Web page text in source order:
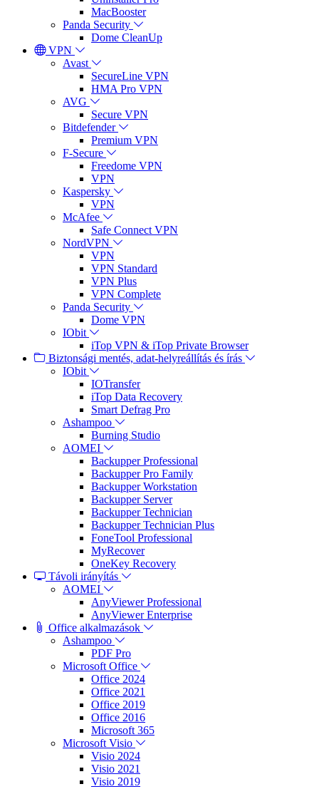
MacBooster
Panda Security
Dome CleanUp
VPN
Avast
SecureLine VPN
HMA Pro VPN
AVG
Secure VPN
Bitdefender
Premium VPN
F-Secure
Freedome VPN
VPN
Kaspersky
VPN
McAfee
Safe Connect VPN
NordVPN
VPN
VPN Standard
VPN Plus
VPN Complete
Panda Security
Dome VPN
IObit
iTop VPN & iTop Private Browser
Biztonsági mentés, adat-helyreállítás és írás
IObit
IOTransfer
iTop Data Recovery
Smart Defrag Pro
Ashampoo
Burning Studio
AOMEI
Backupper Professional
Backupper Pro Family
Backupper Workstation
Backupper Server
Backupper Technician
Backupper Technician Plus
FoneTool Professional
MyRecover
OneKey Recovery
Távoli irányítás
AOMEI
AnyViewer Professional
AnyViewer Enterprise
Office alkalmazások
Ashampoo
PDF Pro
Microsoft Office
Office 2024
Office 2021
Office 2019
Office 2016
Microsoft 365
Microsoft Visio
Visio 2024
Visio 2021
Visio 2019